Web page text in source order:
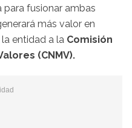
fusionar ambas
más valor en
entidad a la Comisión
(CNMV).